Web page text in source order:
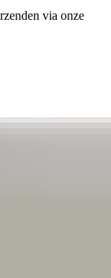
via onze